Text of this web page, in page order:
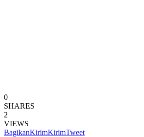
0
SHARES
2
VIEWS
BagikanKirimKirimTweet